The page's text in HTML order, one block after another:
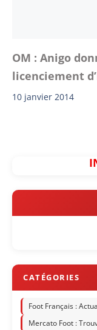
OM : Anigo
licenciement
10 janvier 2014
Foot Français :
Mercato Foot :